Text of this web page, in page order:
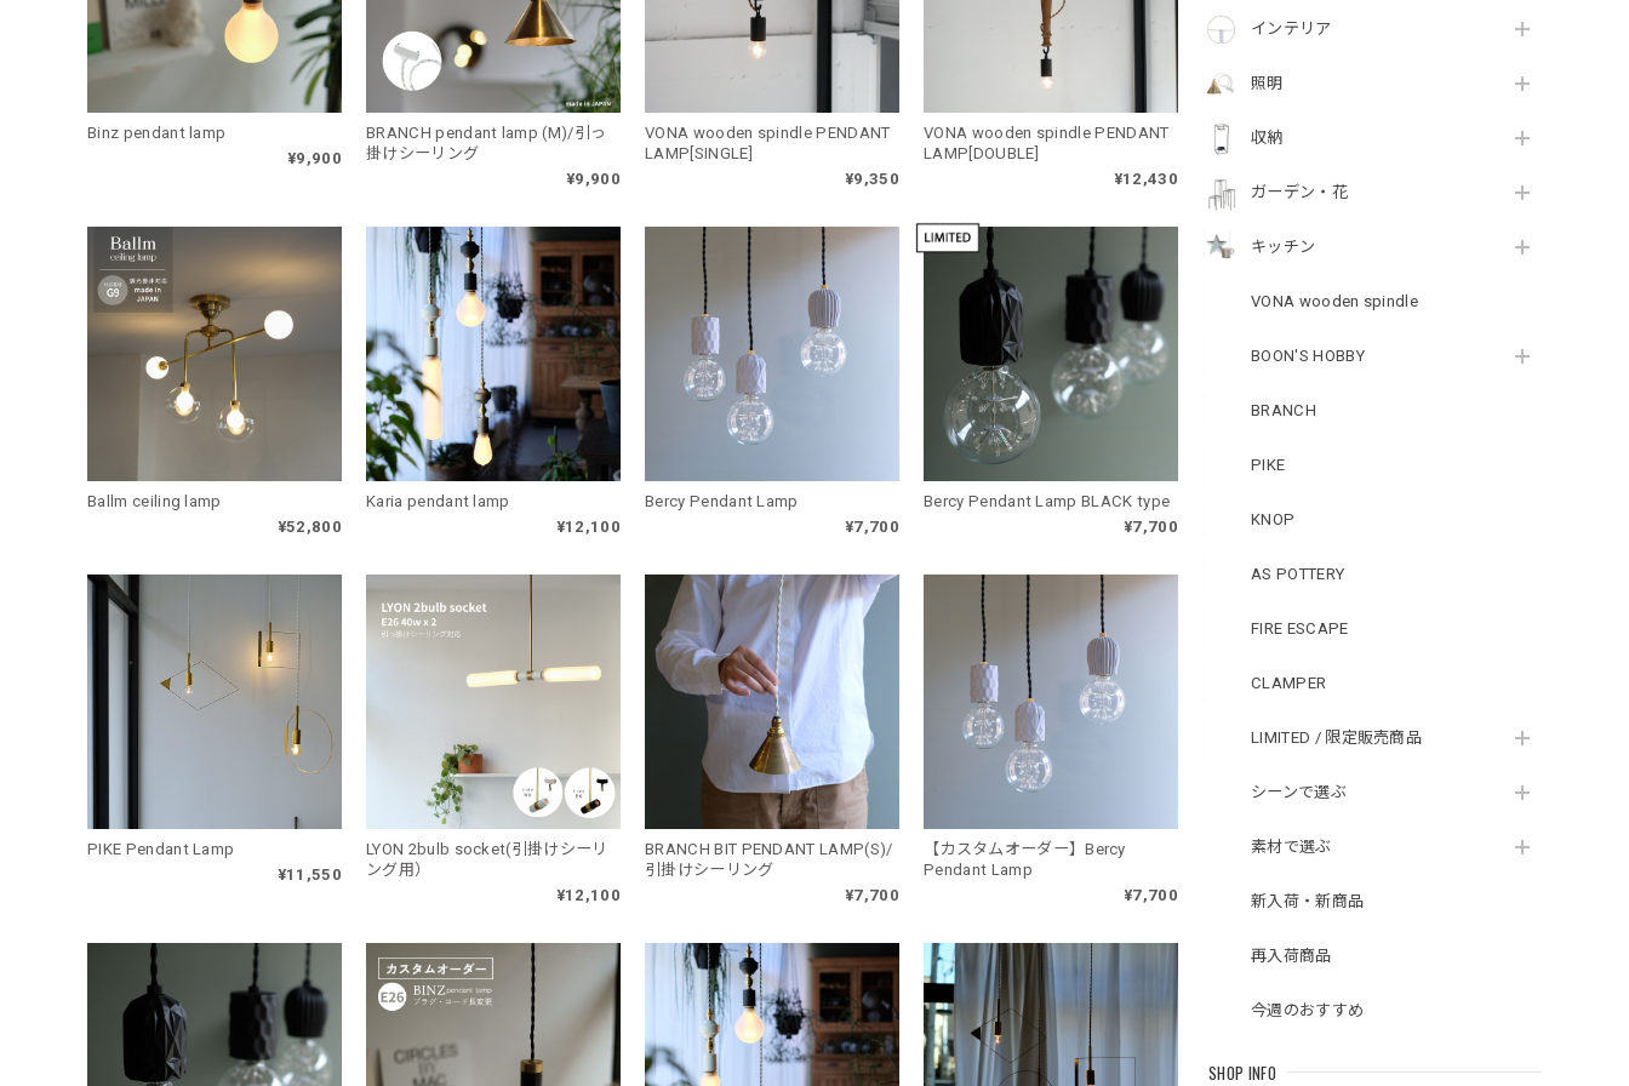
インテリア
照明
収納
ガーデン・花
キッチン
VONA wooden spindle
BOON'S HOBBY
BRANCH
PIKE
KNOP
AS POTTERY
FIRE ESCAPE
CLAMPER
LIMITED / 限定販売商品
シーンで選ぶ
素材で選ぶ
新入荷・新商品
再入荷商品
今週のおすすめ
SHOP INFO
Binz pendant lamp
¥9,900
BRANCH pendant lamp (M)/引っ
掛けシーリング
¥9,900
VONA wooden spindle PENDANT
LAMP[SINGLE]
¥9,350
VONA wooden spindle PENDANT
LAMP[DOUBLE]
¥12,430
Ballm ceiling lamp
¥52,800
Karia pendant lamp
¥12,100
Bercy Pendant Lamp
¥7,700
Bercy Pendant Lamp BLACK type
¥7,700
PIKE Pendant Lamp
¥11,550
LYON 2bulb socket(引掛けシーリ
ング用）
¥12,100
BRANCH BIT PENDANT LAMP(S)/
引掛けシーリング
¥7,700
【カスタムオーダー】Bercy
Pendant Lamp
¥7,700